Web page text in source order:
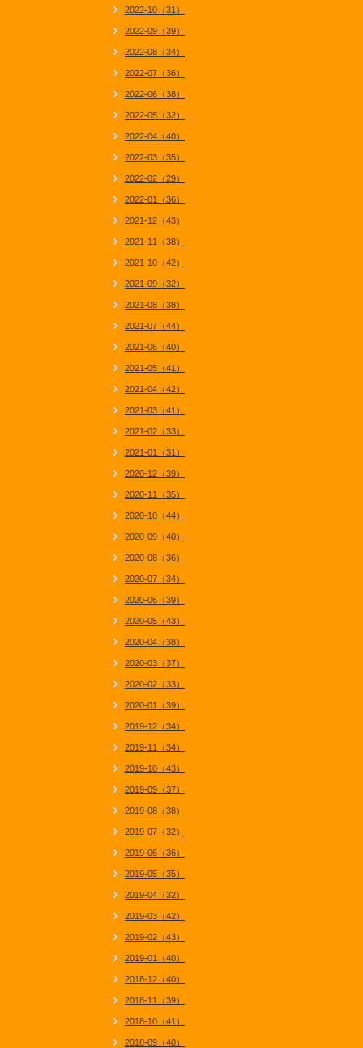
2022-10（31）
2022-09（39）
2022-08（34）
2022-07（36）
2022-06（38）
2022-05（32）
2022-04（40）
2022-03（35）
2022-02（29）
2022-01（36）
2021-12（43）
2021-11（38）
2021-10（42）
2021-09（32）
2021-08（38）
2021-07（44）
2021-06（40）
2021-05（41）
2021-04（42）
2021-03（41）
2021-02（33）
2021-01（31）
2020-12（39）
2020-11（35）
2020-10（44）
2020-09（40）
2020-08（36）
2020-07（34）
2020-06（39）
2020-05（43）
2020-04（38）
2020-03（37）
2020-02（33）
2020-01（39）
2019-12（34）
2019-11（34）
2019-10（43）
2019-09（37）
2019-08（38）
2019-07（32）
2019-06（36）
2019-05（35）
2019-04（32）
2019-03（42）
2019-02（43）
2019-01（40）
2018-12（40）
2018-11（39）
2018-10（41）
2018-09（40）